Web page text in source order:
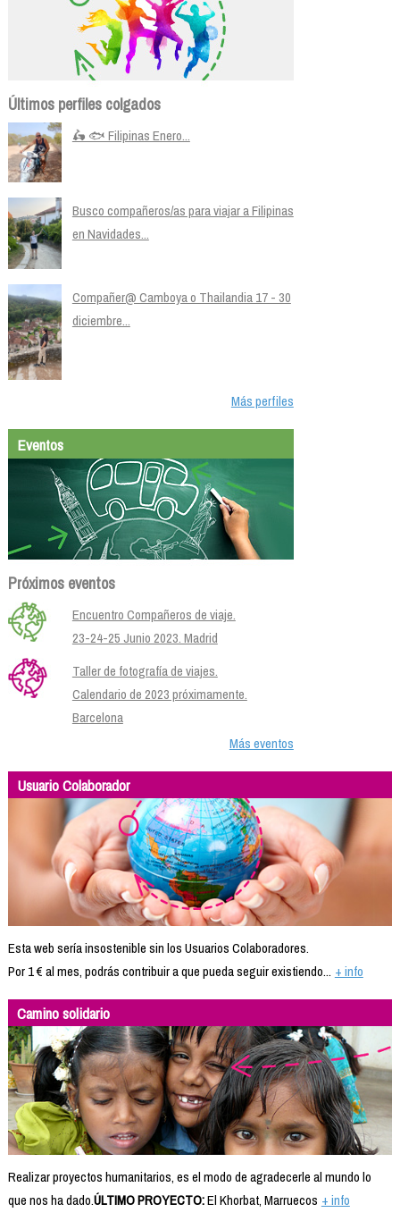
Últimos perfiles colgados
🛵 🐟 Filipinas Enero...
Busco compañeros/as para viajar a Filipinas
en Navidades...
Compañer@ Camboya o Thailandia 17 - 30
diciembre...
Más perfiles
Eventos
Próximos eventos
Encuentro Compañeros de viaje.
23-24-25 Junio 2023. Madrid
Taller de fotografía de viajes.
Calendario de 2023 próximamente.
Barcelona
Más eventos
Usuario Colaborador
Esta web sería insostenible sin los Usuarios Colaboradores.
Por 1 € al mes, podrás contribuir a que pueda seguir existiendo... + info
Camino solidario
Realizar proyectos humanitarios, es el modo de agradecerle al mundo lo
que nos ha dado.ÚLTIMO PROYECTO:El Khorbat, Marruecos + info